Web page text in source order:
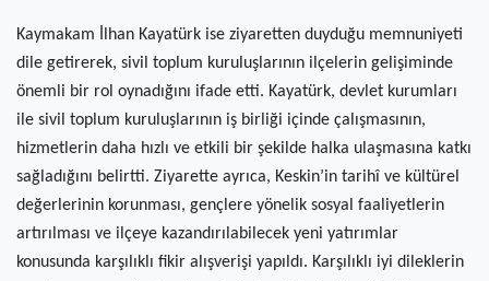
Kaymakam İlhan Kayatürk ise ziyaretten duyduğu memnuniyeti
dile getirerek, sivil toplum kuruluşlarının ilçelerin gelişiminde
önemli bir rol oynadığını ifade etti. Kayatürk, devlet kurumları
ile sivil toplum kuruluşlarının iş birliği içinde çalışmasının,
hizmetlerin daha hızlı ve etkili bir şekilde halka ulaşmasına katkı
sağladığını belirtti. Ziyarette ayrıca, Keskin’in tarihî ve kültürel
değerlerinin korunması, gençlere yönelik sosyal faaliyetlerin
artırılması ve ilçeye kazandırılabilecek yeni yatırımlar
konusunda karşılıklı fikir alışverişi yapıldı. Karşılıklı iyi dileklerin